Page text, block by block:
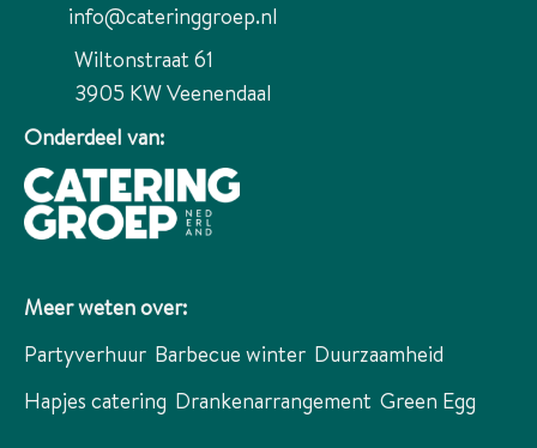
info@cateringgroep.nl
Wiltonstraat 61
3905 KWVeenendaal
Onderdeel van:
Meer weten over:
Partyverhuur Barbecue winter Duurzaamheid
Hapjes catering Drankenarrangement Green Egg